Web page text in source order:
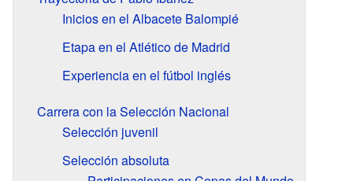
Inicios en el Albacete Balompié
Etapa en el Atlético de Madrid
Experiencia en el fútbol inglés
Carrera con la Selección Nacional
Selección juvenil
Selección absoluta